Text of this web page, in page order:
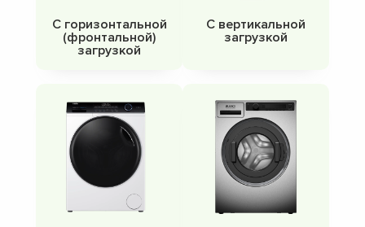
С горизонтальной
(фронтальной)
загрузкой
С вертикальной
загрузкой